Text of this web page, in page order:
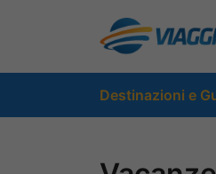
contenuto
Destinazioni e